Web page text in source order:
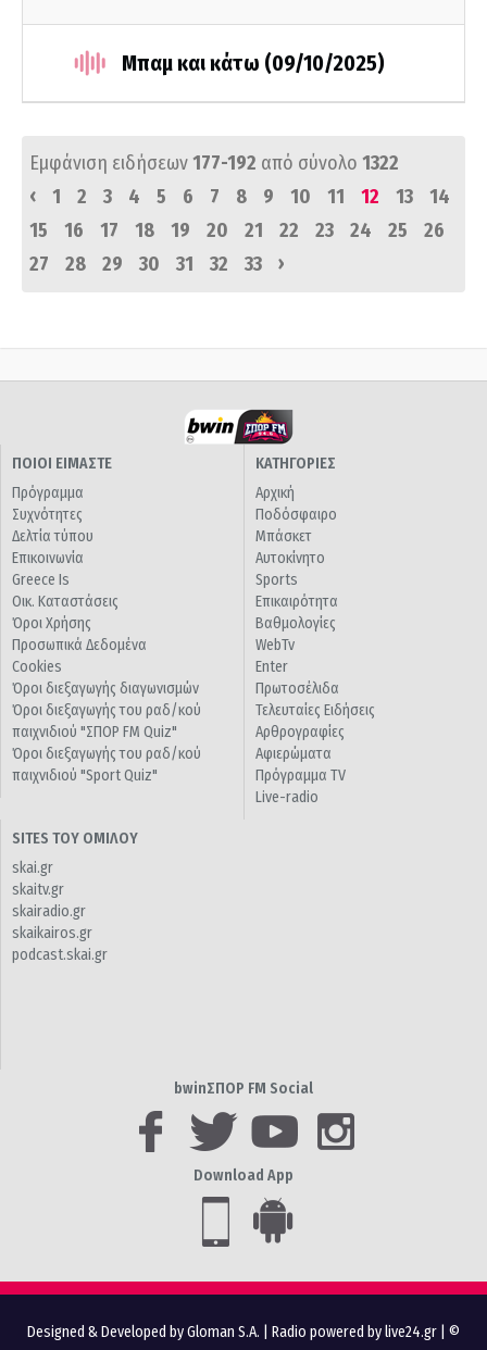
Μπαμ και κάτω (09/10/2025)
Εμφάνιση ειδήσεων177-192 από σύνολο 1322
‹
1 2 3 4 5 6 7 8 9 10 11 12 13
14
15
16 17 18 19 20 21 22 23 24 25
26
27
28 29 30 31 32 33 ›
ΠΟΙΟΙ ΕΙΜΑΣΤΕ
Πρόγραμμα
Συχνότητες
Δελτία τύπου
Επικοινωνία
Greece Is
Οικ. Καταστάσεις
Όροι Χρήσης
Προσωπικά Δεδομένα
Cookies
Όροι διεξαγωγής διαγωνισμών
Όροι διεξαγωγής του ραδ/κού
παιχνιδιού "ΣΠΟΡ FM Quiz"
Όροι διεξαγωγής του ραδ/κού
παιχνιδιού "Sport Quiz"
ΚΑΤΗΓΟΡΙΕΣ
Αρχική
Ποδόσφαιρο
Μπάσκετ
Αυτοκίνητο
Sports
Επικαιρότητα
Βαθμολογίες
WebTv
Enter
Πρωτοσέλιδα
Τελευταίες Ειδήσεις
Αρθρογραφίες
Αφιερώματα
Πρόγραμμα TV
Live-radio
SITES ΤΟΥ ΟΜΙΛΟΥ
skai.gr
skaitv.gr
skairadio.gr
skaikairos.gr
podcast.skai.gr
bwinΣΠΟΡ FM Social
Download App
Designed & Developed by Gloman S.A. Radio powered by live24.gr | ©